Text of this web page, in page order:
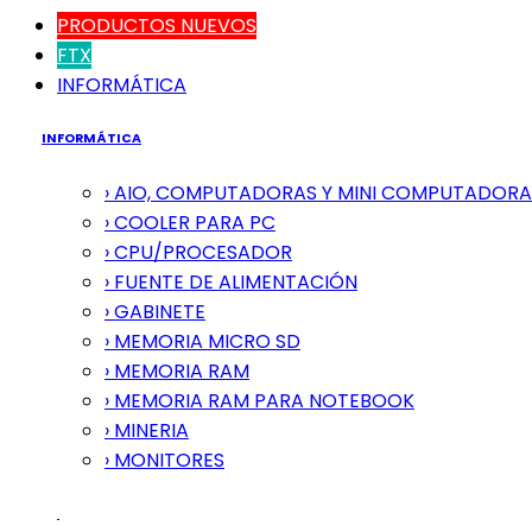
PRODUCTOS NUEVOS
FTX
INFORMÁTICA
INFORMÁTICA
› AIO, COMPUTADORAS Y MINI
› COOLER PARA PC
› CPU/PROCESADOR
› FUENTE DE ALIMENTACIÓN
› GABINETE
› MEMORIA MICRO SD
› MEMORIA RAM
› MEMORIA RAM PARA NOTEBOOK
› MINERIA
› MONITORES